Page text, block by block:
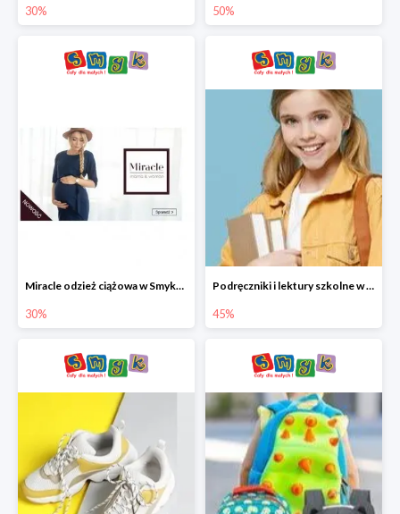
30% 50%
Miracle odzież ciążowa w Smyku co -30%
30%
Podręczniki i lektury szkolne w Smyku do -45%
45%